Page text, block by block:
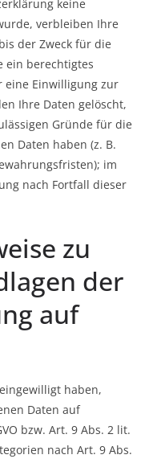
keine
verbleiben Ihre
der Zweck für die
ein berechtigtes
eine Einwilligung zur
Ihre Daten gelöscht,
Gründe für die
Daten haben (z. B.
im
nach Fortfall dieser
zu
der
auf
haben,
Daten auf
bzw. Art. 9 Abs. 2 lit.
nach Art. 9 Abs.